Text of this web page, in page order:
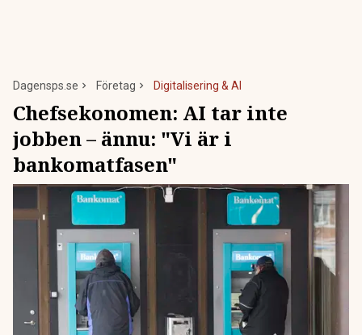
Dagensps.se Företag Digitalisering & AI
Chefsekonomen: AI tar inte
jobben – ännu: "Vi är i
bankomatfasen"